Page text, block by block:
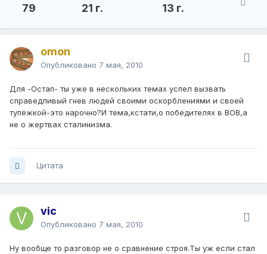
79 21 г. 13 г.
omon
Опубликовано 7 мая, 2010
Для -Остап- ты уже в нескольких темах успел вызвать
справедливый гнев людей своими оскорблениями и своей
тупёжкой-это нарочно?И тема,кстати,о победителях в ВОВ,а
не о жертвах сталинизма.
Цитата
vic
Опубликовано 7 мая, 2010
Ну вообще то разговор не о сравнение строя.Ты уж если стал